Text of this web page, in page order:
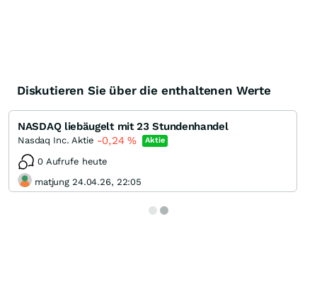
Diskutieren Sie über die enthaltenen Werte
NASDAQ liebäugelt mit 23 Stundenhandel
Nasdaq Inc. Aktie -0,24 % Aktie
0 Aufrufe heute
matjung 24.04.26, 22:05